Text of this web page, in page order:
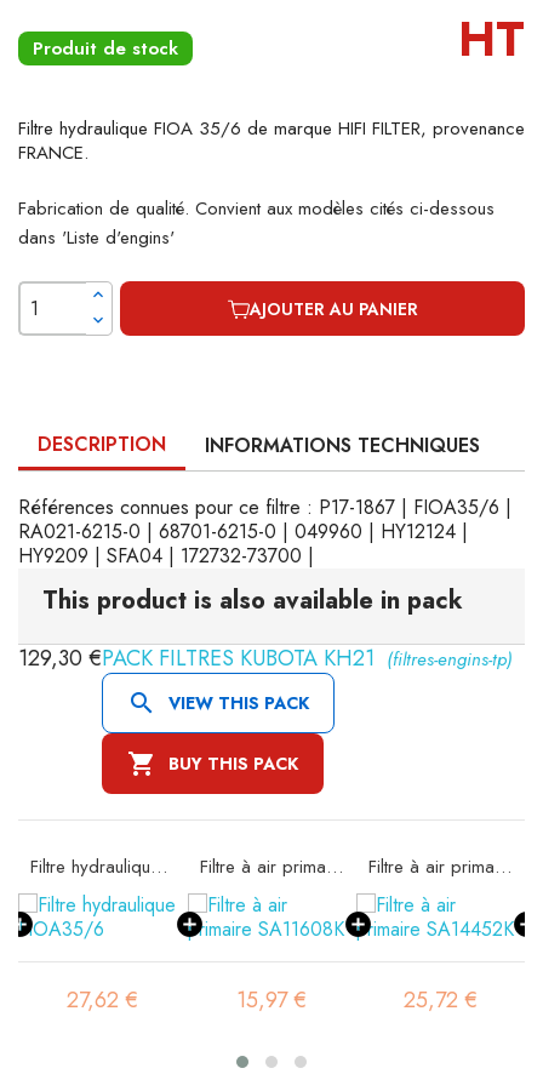
Produit de stock HT
Filtre hydraulique FIOA 35/6 de marque HIFI FILTER, provenance
FRANCE.
Fabrication de qualité. Convient aux modèles cités ci-dessous
dans 'Liste d'engins'
AJOUTER AU PANIER
DESCRIPTION INFORMATIONS TECHNIQUES
Références connues pour ce filtre : P17-1867 | FIOA35/6 |
RA021-6215-0 | 68701-6215-0 | 049960 | HY12124 |
HY9209 | SFA04 | 172732-73700 |
This product is also available in pack
PACK FILTRES KUBOTA KH21 (filtres-engins-tp)
 VIEW THIS PACK
 BUY THIS PACK
129,30 €
Filtre hydraulique FIOA35/6
27,62 €
Filtre à air primaire SA11608K
15,97 €
Filtre à air primaire SA14452K
25,72 €